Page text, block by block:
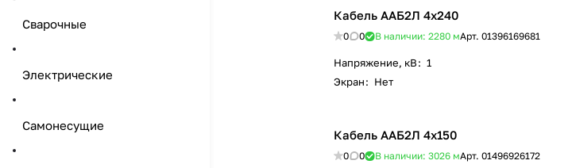
Кабель ААБ2Л 4х240
0 0 В наличии: 2280 мАрт. 01396169681
Напряжение, кВ: 1
Экран: Нет
Кабель ААБ2Л 4х150
0 0 В наличии: 3026 мАрт. 01496926172
Сварочные
Электрические
Самонесущие